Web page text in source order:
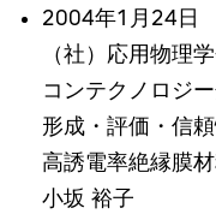
2004年1月24日
（社）応用物理
コンテクノロジ
形成・評価・信
高誘電率絶縁膜
小坂 裕子